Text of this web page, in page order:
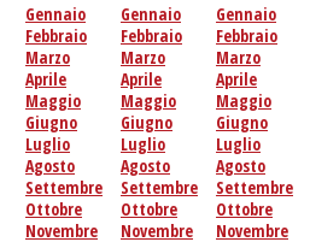
Gennaio
Febbraio
Marzo
Aprile
Maggio
Giugno
Luglio
Agosto
Settembre
Ottobre
Novembre
Gennaio
Febbraio
Marzo
Aprile
Maggio
Giugno
Luglio
Agosto
Settembre
Ottobre
Novembre
Gennaio
Febbraio
Marzo
Aprile
Maggio
Giugno
Luglio
Agosto
Settembre
Ottobre
Novembre